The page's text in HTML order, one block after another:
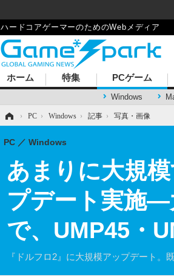
ハードコアゲーマーのためのWebメディア
ホーム 特集 PCゲーム
Windows
› PC › Windows › 記事 › 写真・画像
あまりに大規
プデート実施―
で、UMP45・
『ドルフロ2』に大規模アップデート
PC Windows